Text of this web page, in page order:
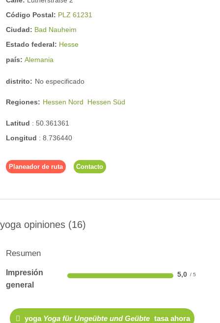
Código Postal: PLZ 61231
Ciudad: Bad Nauheim
Estado federal: Hesse
país: Alemania
distrito: No especificado
Regiones: Hessen Nord Hessen Süd
Latitud : 50.361361
Longitud : 8.736440
Planeador de ruta Contacto
yoga opiniones 16
Resumen
Impresión
general
5,0
yoga Yoga für Ungeübte und Geübte tasa ahora